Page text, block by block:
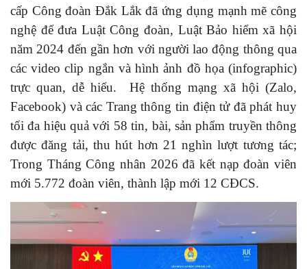
cấp Công đoàn Đắk Lắk đã ứng dụng mạnh mẽ công
nghệ để đưa Luật Công đoàn, Luật Bảo hiểm xã hội
năm 2024 đến gần hơn với người lao động thông qua
các video clip ngắn và hình ảnh đồ họa (infographic)
trực quan, dễ hiểu. Hệ thống mạng xã hội (Zalo,
Facebook) và các Trang thông tin điện tử đã phát huy
tối đa hiệu quả với 58 tin, bài, sản phẩm truyền thông
được đăng tải, thu hút hơn 21 nghìn lượt tương tác;
Trong Tháng Công nhân 2026 đã kết nạp đoàn viên
mới 5.772 đoàn viên, thành lập mới 12 CĐCS.